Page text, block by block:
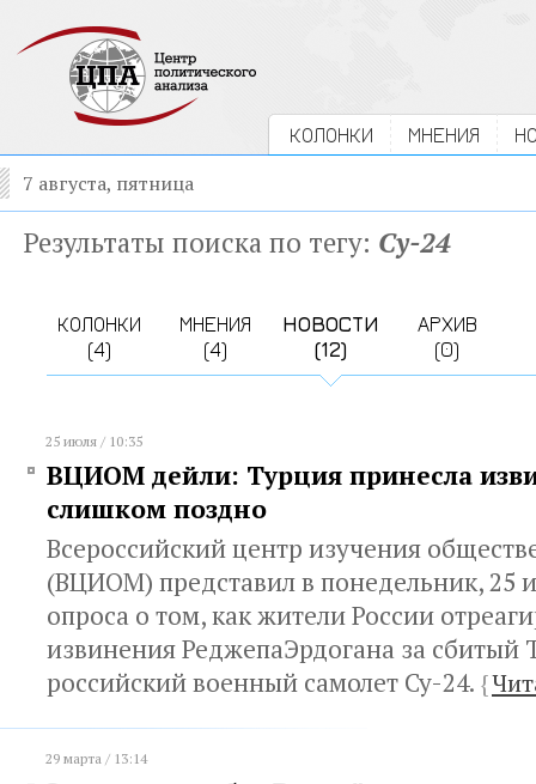
КОЛОНКИ МНЕНИЯ
7 августа, пятница
Результаты поиска по тегу: Су-24
КОЛОНКИ
(4)
МНЕНИЯ
(4)
НОВОСТИ
(12)
АРХИВ
(0)
25 июля / 10:35
ВЦИОМ дейли: Турция принесла
слишком поздно
Всероссийский центр изучения
(ВЦИОМ) представил в понедельник, 25
опроса о том, как жители России
извинения РеджепаЭрдогана за сбитый
российский военный самолет Су-24. {
29 марта / 13:14